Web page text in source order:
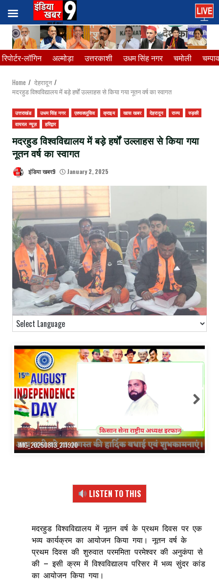
content
रिपोर्टर-लॉगिन अल्मोड़ा उत्तरकाशी उधम सिंह नगर चमोली
Home
देहरादून
मदरहुड विश्वविद्यालय में बड़े हर्षों उल्लाहस से किया गया नूतन वर्ष का स्वागत
उत्तराखंड उधम सिंह नगर एक्सक्लूसिव क्राइम खास खबर देहरादून राज्य
रुड़की
वायरल न्यूज़
हरिद्वार
मदरहुड विश्वविद्यालय में बड़े हर्षों उल्लाहस से किया गया
नूतन वर्ष का स्वागत
इंडिया खबर9 January 2, 2025
IMG_20250813_211920
LISTEN TO THIS
मदरहुड विश्वविद्यालय में नूतन वर्ष के प्रथम दिवस पर एक
भव्य कार्यक्रम का आयोजन किया गया। नूतन वर्ष के
प्रथम दिवस की शुरुवात परममिता परमेश्वर की अनुकंपा से
की – इसी क्रम में विश्वविद्यालय परिसर में भव्य सुंदर कांड
का आयोजन किया गया।